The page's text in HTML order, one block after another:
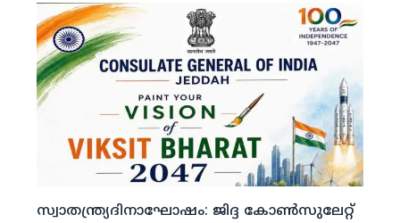
സ്വാതന്ത്ര്യദിനാഘോഷം: ജിദ്ദ കോണ്‍സുലേറ്റ്